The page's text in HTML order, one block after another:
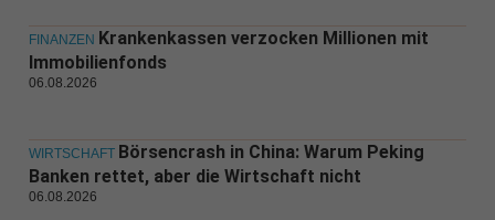
FINANZEN Krankenkassen verzocken Millionen mit
Immobilienfonds
06.08.2026
WIRTSCHAFT Börsencrash in China: Warum Peking
Banken rettet, aber die Wirtschaft nicht
06.08.2026